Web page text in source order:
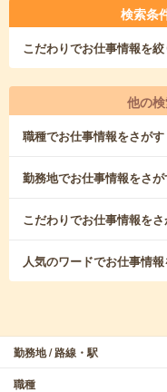
検索条
こだわりでお仕事情報を
他の
職種でお仕事情報をさがす
勤務地でお仕事情報をさ
こだわりでお仕事情報を
人気のワードでお仕事情
勤務地 / 路線・駅
職種